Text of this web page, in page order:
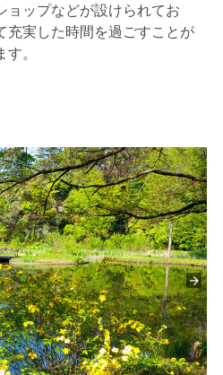
ョップなどが設けられてお
充実した時間を過ごすことが
。